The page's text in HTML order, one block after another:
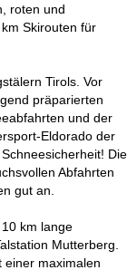
roten und
Skirouten für
Tirols. Vor
präparierten
und der
Eldorado der
Die
Abfahrten
gut an.
km lange
Mutterberg.
einer maximalen